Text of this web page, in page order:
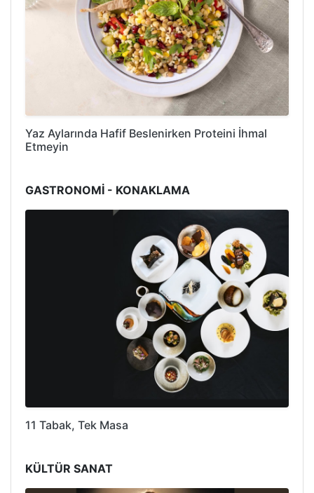
Yaz Aylarında Hafif Beslenirken Proteini İhmal
Etmeyin
GASTRONOMİ - KONAKLAMA
11 Tabak, Tek Masa
KÜLTÜR SANAT